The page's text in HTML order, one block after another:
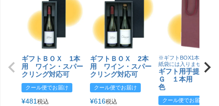
ギフトＢＯＸ 1本
用 ワイン・スパー
クリング対応可
クール便でお届け
¥481 税込
ギフトＢＯＸ 2本
用 ワイン・スパー
クリング対応可
クール便でお届け
¥616税込
※ギフトBOX1本用はこ
紙袋には入りません
ギフト用手提げＢ
Ｇ １本用 エン
色
クール便でお届け